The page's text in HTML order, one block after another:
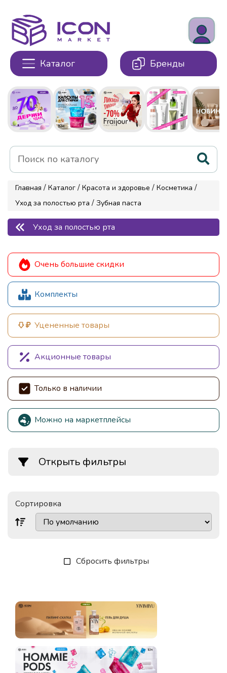
Каталог Бренды
Главная / Каталог / Красота и здоровье / Косметика /
Уход за полостью рта / Зубная паста
Уход за полостью рта
Очень большие скидки
Комплекты
Уцененные товары
Акционные товары
Только в наличии
Можно на маркетплейсы
Открыть фильтры
Сортировка
Сбросить фильтры